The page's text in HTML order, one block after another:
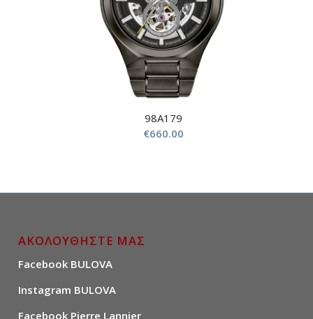
98A179
€660.00
ΑΚΟΛΟΥΘΗΣΤΕ ΜΑΣ
Facebook BULOVA
Instagram BULOVA
Facebook Pierre Lannier